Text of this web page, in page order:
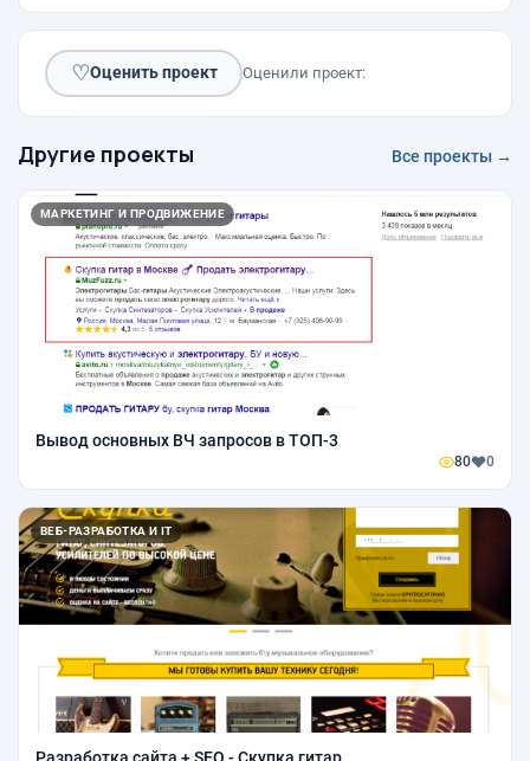
♡Оценить проект Оценили проект:
Другие проекты Все проекты →
МАРКЕТИНГ И ПРОДВИЖЕНИЕ
Вывод основных ВЧ запросов в ТОП-3
80 0
ВЕБ-РАЗРАБОТКА И IT